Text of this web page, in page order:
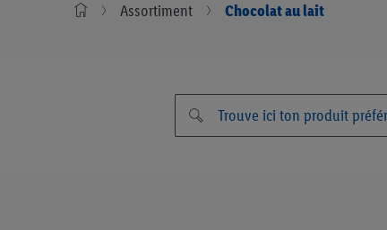
Assortiment Chocolat au lait